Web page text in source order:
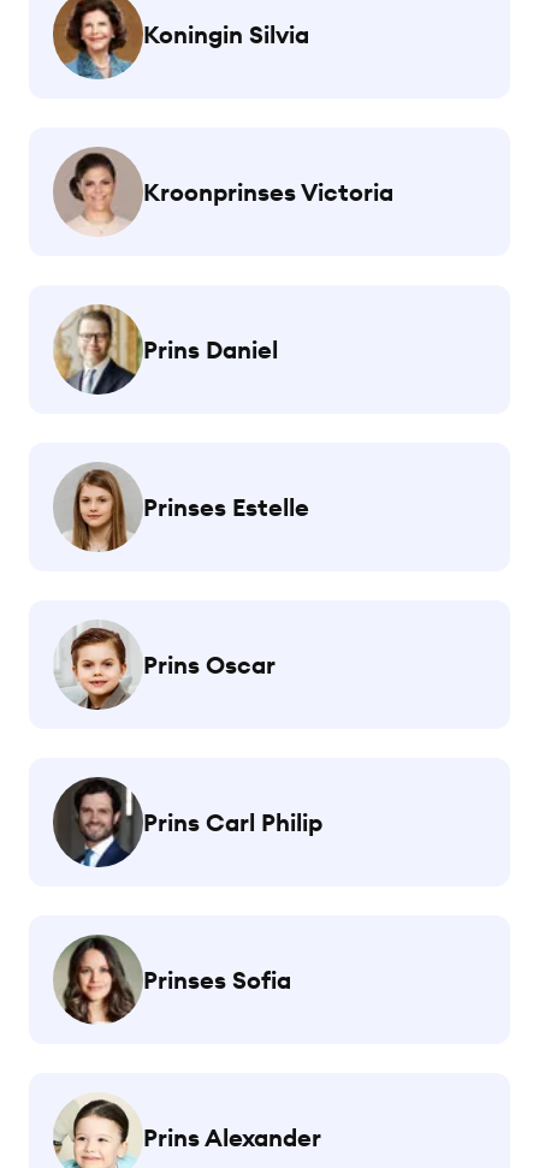
Koningin Silvia
Kroonprinses Victoria
Prins Daniel
Prinses Estelle
Prins Oscar
Prins Carl Philip
Prinses Sofia
Prins Alexander